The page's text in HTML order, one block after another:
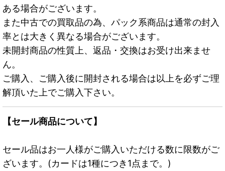
ある場合がございます。
また中古での買取品の為、パック系商品は通常の封入
率とは大きく異なる場合がございます。
未開封商品の性質上、返品・交換はお受け出来ませ
ん。
ご購入、ご購入後に開封される場合は以上を必ずご理
解頂いた上でご購入下さい。
【セール商品について】
セール品はお一人様がご購入いただける数に限数がご
ざいます。(カードは1種につき1点まで。)